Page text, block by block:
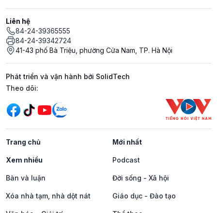
Liên hệ
84-24-39365555
84-24-39342724
41-43 phố Bà Triệu, phường Cửa Nam, TP. Hà Nội
Phát triển và vận hành bởi SolidTech
Mạng xã hội
Theo dõi:
Trang chủ Mới nhất
Xem nhiều Podcast
Bàn và luận Đời sống - Xã hội
Xóa nhà tạm, nhà dột nát Giáo dục - Đào tạo